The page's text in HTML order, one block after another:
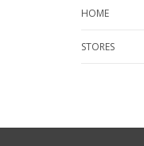
HOME
STORES